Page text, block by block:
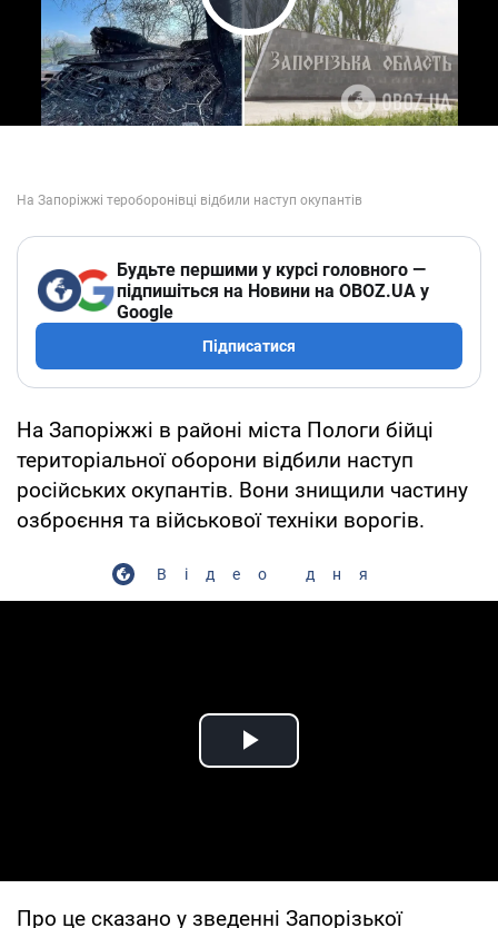
Play Video
Будьте першими у курсі головного —
підпишіться на Новини на OBOZ.UA у
Google
Підписатися
На Запоріжжі в районі міста Пологи бійці
територіальної оборони відбили наступ
російських окупантів. Вони знищили частину
озброєння та військової техніки ворогів.
Відео дня
Play Video
Про це сказано у зведенні Запорізької